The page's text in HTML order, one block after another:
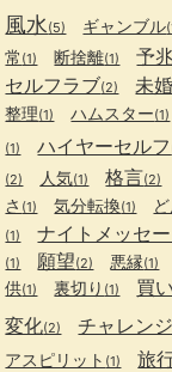
風水(5) ギャンブル
常 (1) 断捨離(1) 予
セルフラブ(2) 未婚
整理(1) ハムスター(1)
(1) ハイヤーセルフ
(2) 人気(1) 格言(2)
さ (1) 気分転換(1)
(1) ナイトメッセ
(1) 願望(2) 悪縁(1)
供(1) 裏切り (1) 買
変化(2) チャレンジ
アスピリット (1) 旅